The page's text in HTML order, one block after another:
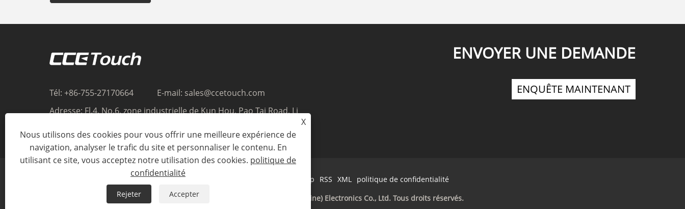
Tél: +86-755-27170664 E-mail: sales@ccetouch.com
Adresse:Fl.4, No.6, zone industrielle de Kun Hou, Pao Tai Road, Li
Songlang, Gongming, Guangming, Shenzhen, Guangdong, 518106,
Chine
ENVOYER UNE DEMANDE
ENQUÊTE MAINTENANT
Sitemap RSS XML politique de confidentialité
Copyright © 2025 CCE (Chine) Electronics Co., Ltd. Tous droits réservés.
X
Nous utilisons des cookies pour vous offrir une meilleure expérience de
navigation, analyser le trafic du site et personnaliser le contenu. En
utilisant ce site, vous acceptez notre utilisation des cookies. politique de
confidentialité
Rejeter Accepter